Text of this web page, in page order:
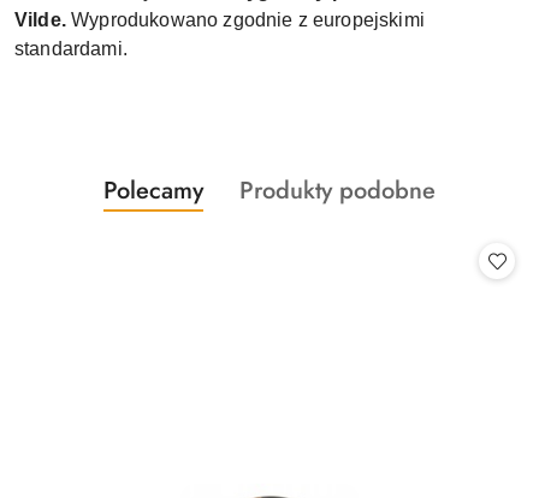
Vilde.Wyprodukowano zgodnie z europejskimi
standardami.
Pomiń karuzelę produktów
Produkty
o
Polecamy
Produkty
Produkty podobne